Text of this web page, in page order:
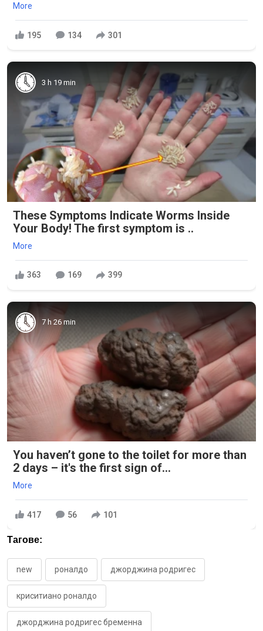
More
195 134 301
3 h 19 min
These Symptoms Indicate Worms Inside
Your Body! The first symptom is ..
More
363 169 399
7 h 26 min
You haven’t gone to the toilet for more than
2 days – it's the first sign of...
More
417 56 101
Тагове:
new роналдо джорджина родригес
криситиано роналдо
джорджина родригес бременна